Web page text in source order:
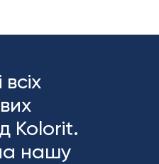
Kolorit.
нашу